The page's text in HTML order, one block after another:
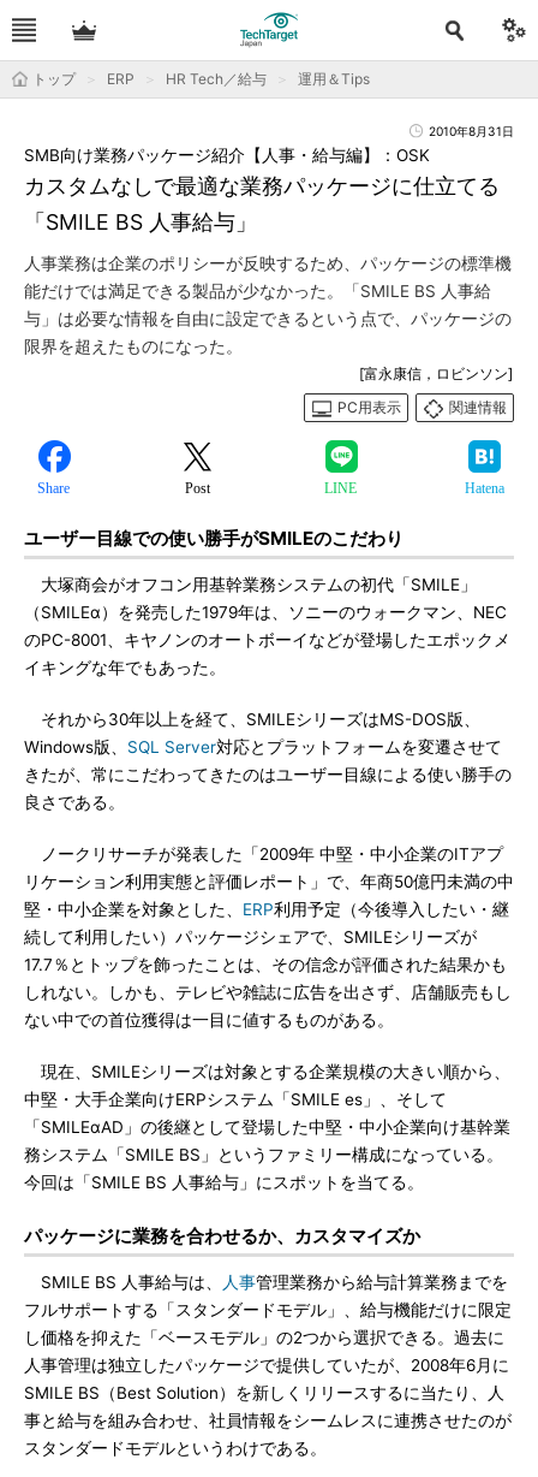
トップ ERP HR Tech／給与 運用＆Tips
2010年8月31日
カスタムなしで最適な業務パッケージに仕立てる
「SMILE BS 人事給与」
SMB向け業務パッケージ紹介【人事・給与編】：OSK
人事業務は企業のポリシーが反映するため、パッケージの標準機
能だけでは満足できる製品が少なかった。「SMILE BS 人事給
与」は必要な情報を自由に設定できるという点で、パッケージの
限界を超えたものになった。
[富永康信，ロビンソン]
PC用表示
関連情報
Share Post LINE Hatena
ユーザー目線での使い勝手がSMILEのこだわり
大塚商会がオフコン用基幹業務システムの初代「SMILE」
（SMILEα）を発売した1979年は、ソニーのウォークマン、NEC
のPC-8001、キヤノンのオートボーイなどが登場したエポックメ
イキングな年でもあった。
それから30年以上を経て、SMILEシリーズはMS-DOS版、
Windows版、 SQL Server対応とプラットフォームを変遷させて
きたが、常にこだわってきたのはユーザー目線による使い勝手の
良さである。
ノークリサーチが発表した「2009年 中堅・中小企業のITアプ
リケーション利用実態と評価レポート」で、年商50億円未満の中
堅・中小企業を対象とした、 ERP利用予定（今後導入したい・継
続して利用したい）パッケージシェアで、SMILEシリーズが
17.7％とトップを飾ったことは、その信念が評価された結果かも
しれない。しかも、テレビや雑誌に広告を出さず、店舗販売もし
ない中での首位獲得は一目に値するものがある。
現在、SMILEシリーズは対象とする企業規模の大きい順から、
中堅・大手企業向けERPシステム「SMILE es」、そして
「SMILEαAD」の後継として登場した中堅・中小企業向け基幹業
務システム「SMILE BS」というファミリー構成になっている。
今回は「SMILE BS 人事給与」にスポットを当てる。
パッケージに業務を合わせるか、カスタマイズか
SMILE BS 人事給与は、 人事管理業務から給与計算業務までを
フルサポートする「スタンダードモデル」、給与機能だけに限定
し価格を抑えた「ベースモデル」の2つから選択できる。過去に
人事管理は独立したパッケージで提供していたが、2008年6月に
SMILE BS（Best Solution）を新しくリリースするに当たり、人
事と給与を組み合わせ、社員情報をシームレスに連携させたのが
スタンダードモデルというわけである。